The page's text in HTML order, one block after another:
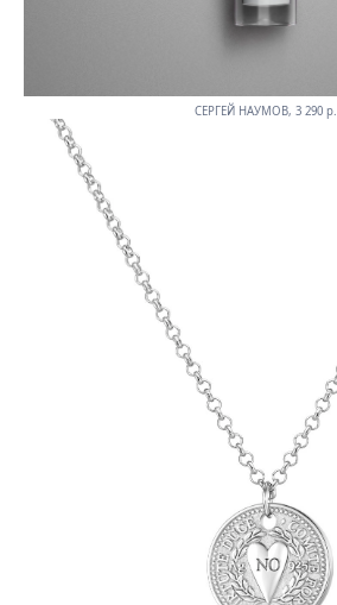
СЕРГЕЙ НАУМОВ, 3 290 p.